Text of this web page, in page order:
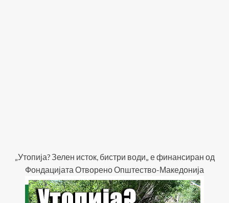
„Утопија? Зелен исток, бистри води„ е финансиран од
Фондацијата Отворено Општество-Македонија